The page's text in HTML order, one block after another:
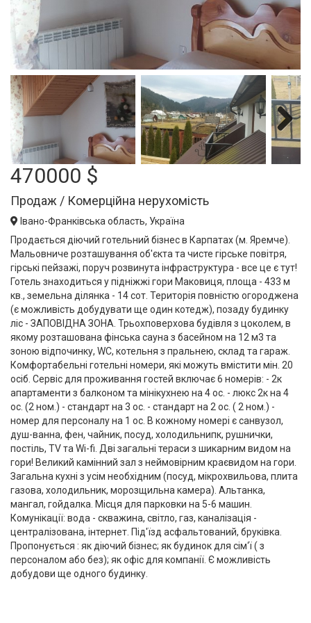
Next
470000 $
Продаж / Комерційна нерухомість
Івано-Франківська область, Україна
Продається діючий готельний бізнес в Карпатах (м. Яремче).
Мальовниче розташування об'єкта та чисте гірське повітря,
гірські пейзажі, поруч розвинута інфраструктура - все це є тут!
Готель знаходиться у підніжжі гори Маковиця, площа - 433 м
кв., земельна ділянка - 14 сот. Територія повністю огороджена
(є можливість добудувати ще один котедж), позаду будинку
ліс - ЗАПОВІДНА ЗОНА. Трьохповерхова будівля з цоколем, в
якому розташована фінська сауна з басейном на 12 м3 та
зоною відпочинку, WC, котельня з пральнею, склад та гараж.
Комфортабельні готельні номери, які можуть вмістити мін. 20
осіб. Сервіс для проживання гостей включає 6 номерів: - 2к
апартаменти з балконом та мінікухнею на 4 ос. - люкс 2к на 4
ос. (2 ном.) - стандарт на 3 ос. - стандарт на 2 ос. ( 2 ном.) -
номер для персоналу на 1 ос. В кожному номері є санвузол,
душ-ванна, фен, чайник, посуд, холодильнипк, рушнички,
постіль, TV та Wi-fi. Дві загальні тераси з шикарним видом на
гори! Великий камінний зал з неймовірним краєвидом на гори.
Загальна кухні з усім необхідним (посуд, мікрохвильова, плита
газова, холодильник, морозщильна камера). Альтанка,
мангал, гойдалка. Місця для парковки на 5-6 машин.
Комунікації: вода - скважина, світло, газ, каналізація -
централізована, інтернет. Під'їзд асфальтований, бруківка.
Пропонується : як діючий бізнес; як будинок для сім‘ї ( з
персоналом або без); як офіс для компанії. Є можливість
добудови ще одного будинку.